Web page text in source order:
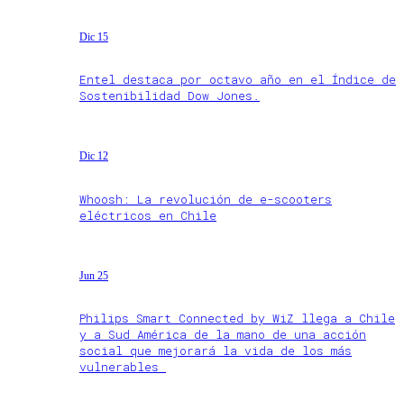
Dic 15
Entel destaca por octavo año en el Índice de
Sostenibilidad Dow Jones.
Dic 12
Whoosh: La revolución de e-scooters
eléctricos en Chile
Jun 25
Philips Smart Connected by WiZ llega a Chile
y a Sud América de la mano de una acción
social que mejorará la vida de los más
vulnerables